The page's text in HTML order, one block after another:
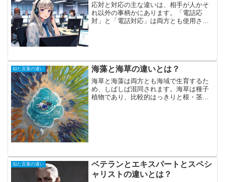
応対と対応の主な違いは、相手が人かそ
れ以外の事柄かにあります。「電話応
対」と「電話対応」は両方とも使用され
似た言葉の違い 海藻と海草の違いとは？
海草と海藻は両方とも海域で生育するた
め、しばしば混同されます。海草は種子
植物であり、比較的はっきりと根・茎・
似た言葉の違い
ベテランとエキスパートとスペシ
ャリストの違いとは？